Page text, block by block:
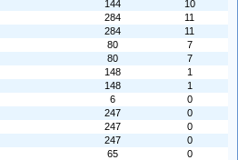
144
10
284
11
284
11
80
7
80
7
148
1
148
1
6
0
247
0
247
0
247
0
65
0